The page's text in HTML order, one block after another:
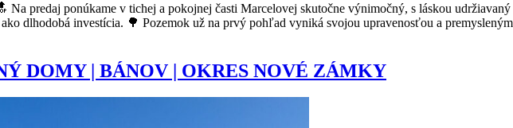
ponúkame v tichej a pokojnej časti Marcelovej skutočne výnimočný, s láskou udržiavaný
dlhodobá investícia. 🌳 Pozemok už na prvý pohľad vyniká svojou upravenosťou a
DOMY | BÁNOV | OKRES NOVÉ ZÁMKY